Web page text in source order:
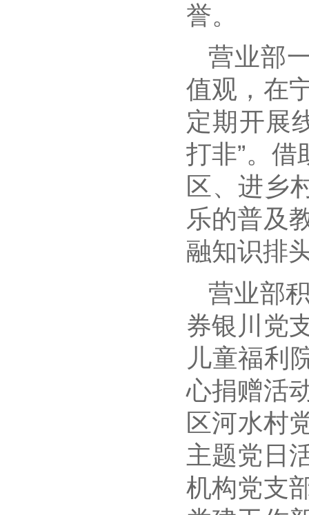
誉。
营业部
值观，在
定期开展
打非”。借
区、进乡
乐的普及
融知识排
营业部
券银川党
儿童福利
心捐赠活
区河水村
主题党日
机构党支